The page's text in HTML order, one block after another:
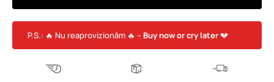
P.S.: 🔥 Nu reaprovizionăm 🔥 – Buy now or cry later💔